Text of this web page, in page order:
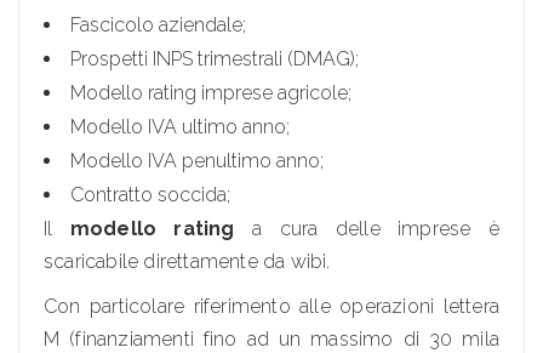
Fascicolo aziendale;
Prospetti INPS trimestrali (DMAG);
Modello rating imprese agricole;
Modello IVA ultimo anno;
Modello IVA penultimo anno;
Contratto soccida;
Il modello rating a cura delle imprese è
scaricabile direttamente da wibi.
Con particolare riferimento alle operazioni lettera
M (finanziamenti fino ad un massimo di 30 mila